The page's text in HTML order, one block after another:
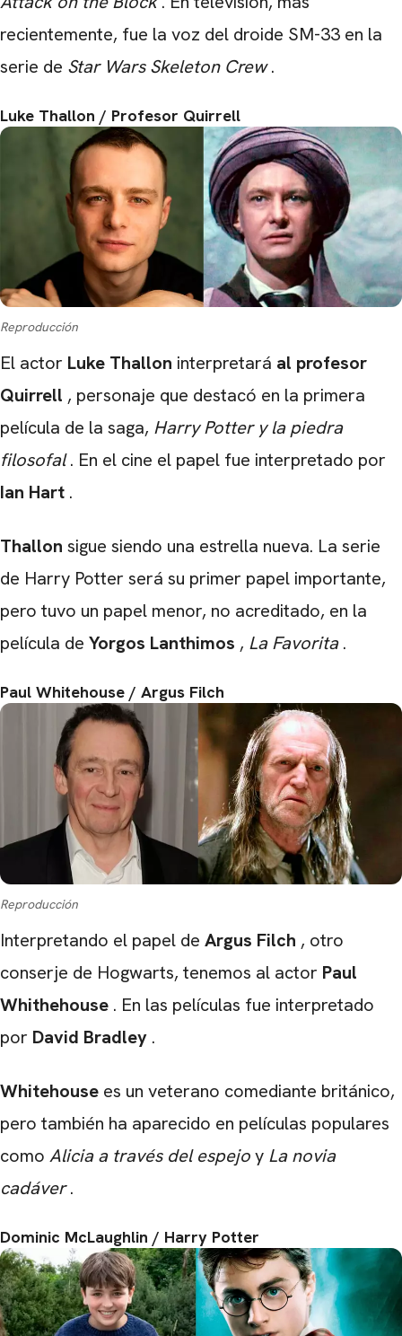
recientemente, fue la voz del droide SM-33 en la
serie de Star Wars Skeleton Crew.
Luke Thallon / Profesor Quirrell
Reproducción
El actor Luke Thallon interpretará al profesor
Quirrell , personaje que destacó en la primera
película de la saga, Harry Potter y la piedra
filosofal. En el cine el papel fue interpretado por
Ian Hart .
Thallon sigue siendo una estrella nueva. La serie
de Harry Potter será su primer papel importante,
pero tuvo un papel menor, no acreditado, en la
película de Yorgos Lanthimos , La Favorita.
Paul Whitehouse / Argus Filch
Reproducción
Interpretando el papel de Argus Filch , otro
conserje de Hogwarts, tenemos al actor Paul
Whithehouse . En las películas fue interpretado
por David Bradley .
Whitehouse es un veterano comediante británico,
pero también ha aparecido en películas populares
como Alicia a través del espejoy La novia
cadáver.
Dominic McLaughlin / Harry Potter